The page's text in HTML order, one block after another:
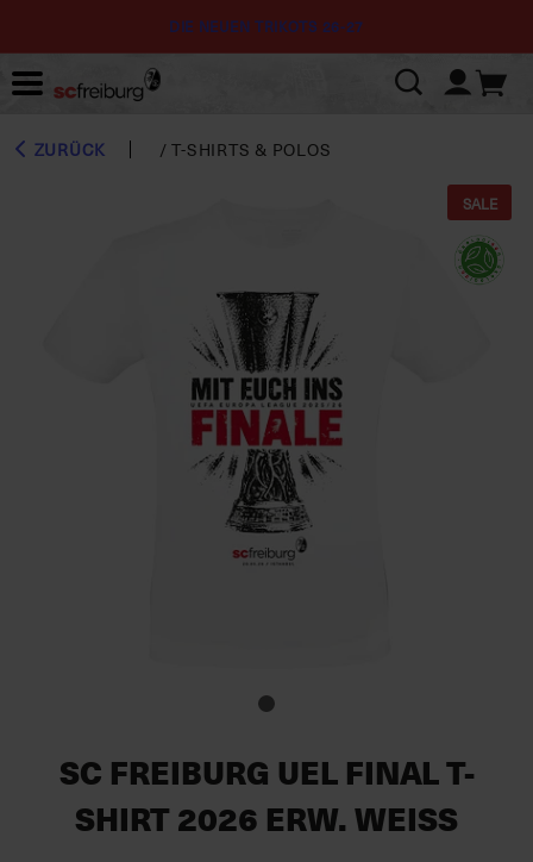
DIE NEUEN TRIKOTS 26-27
ZURÜCK /T-SHIRTS & POLOS
SALE
SC FREIBURG UEL FINAL T-
SHIRT 2026 ERW. WEISS